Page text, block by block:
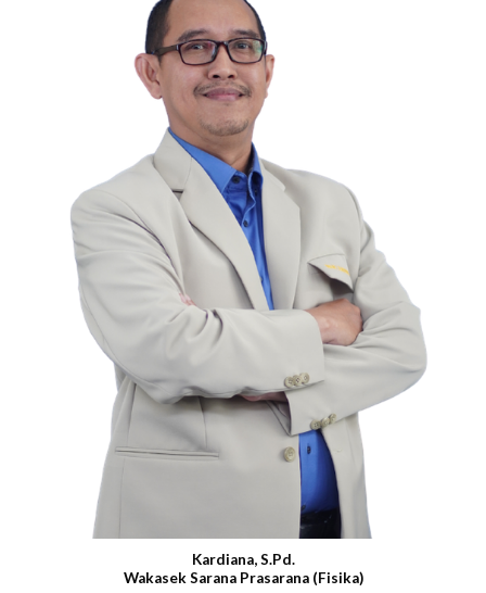
Kardiana, S.Pd.
Wakasek Sarana Prasarana (Fisika)